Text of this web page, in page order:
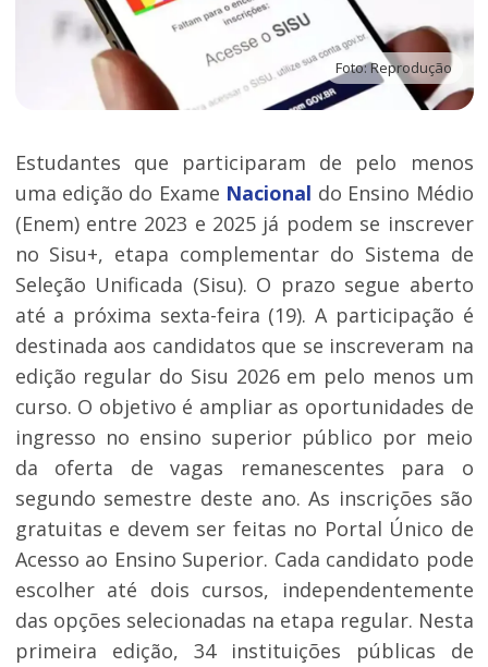
Foto: Reprodução
Estudantes que participaram de pelo menos
uma edição do Exame Nacional do Ensino Médio
(Enem) entre 2023 e 2025 já podem se inscrever
no Sisu+, etapa complementar do Sistema de
Seleção Unificada (Sisu). O prazo segue aberto
até a próxima sexta-feira (19). A participação é
destinada aos candidatos que se inscreveram na
edição regular do Sisu 2026 em pelo menos um
curso. O objetivo é ampliar as oportunidades de
ingresso no ensino superior público por meio
da oferta de vagas remanescentes para o
segundo semestre deste ano. As inscrições são
gratuitas e devem ser feitas no Portal Único de
Acesso ao Ensino Superior. Cada candidato pode
escolher até dois cursos, independentemente
das opções selecionadas na etapa regular. Nesta
primeira edição, 34 instituições públicas de